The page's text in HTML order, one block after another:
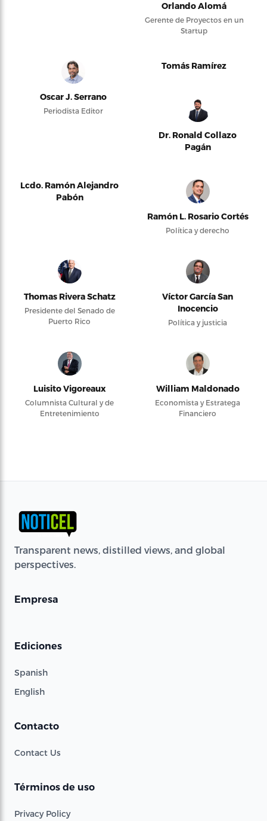
Orlando Alomá
Gerente de Proyectos en un
Startup
Oscar J. Serrano
Periodista Editor
Tomás Ramírez
Dr. Ronald Collazo
Pagán
Lcdo. Ramón Alejandro
Pabón
Ramón L. Rosario Cortés
Política y derecho
Thomas Rivera Schatz
Presidente del Senado de
Puerto Rico
Víctor García San
Inocencio
Política y justicia
Luisito Vigoreaux
Columnista Cultural y de
Entretenimiento
William Maldonado
Economista y Estratega
Financiero
Transparent news, distilled views, and global
perspectives.
Empresa
Ediciones
Spanish
English
Contacto
Contact Us
Términos de uso
Privacy Policy